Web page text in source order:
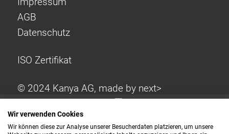
AGB
Datenschutz
ISO Zertifikat
© 2024 Kanya AG, made by next>
Wir verwenden Cookies
Wir können diese zur Analyse unserer Besucherdaten platzieren, um unsere